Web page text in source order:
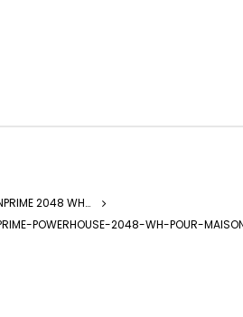
2048 WH…
POWERHOUSE-2048-WH-POUR-